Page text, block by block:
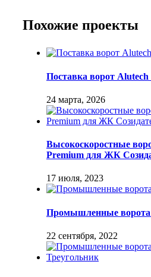
Похожие проекты
Поставка ворот
24 марта, 2026
Высокоскоростные
Premium для ЖК
17 июля, 2023
Промышленные ворота
22 сентября, 2022